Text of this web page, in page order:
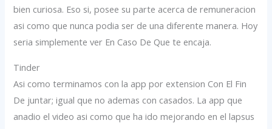
bien curiosa. Eso si, posee su parte acerca de remuneracion
asi­ como que nunca podia ser de una diferente manera. Hoy
seria simplemente ver En Caso De Que te encaja.
Tinder
Asi como terminamos con la app por extension Con El Fin
De juntar; igual que no ademas con casados. La app que
anadio el video asi como que ha ido mejorando en el lapsus